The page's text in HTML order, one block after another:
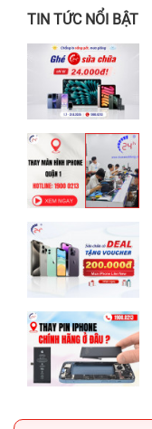
TIN TỨC NỔI BẬT